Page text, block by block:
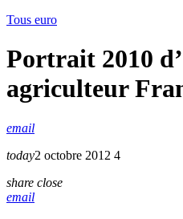
Tous euro
Portrait 2010
agriculteur
email
today2 octobre 2012 4
share close
email